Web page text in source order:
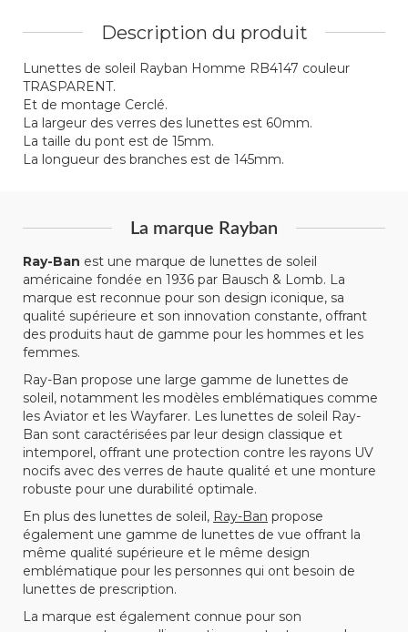
Description du produit
Lunettes de soleil Rayban Homme RB4147 couleur
TRASPARENT.
Et de montage Cerclé.
La largeur des verres des lunettes est 60mm.
La taille du pont est de 15mm.
La longueur des branches est de 145mm.
La marque Rayban
Ray-Ban est une marque de lunettes de soleil
américaine fondée en 1936 par Bausch & Lomb. La
marque est reconnue pour son design iconique, sa
qualité supérieure et son innovation constante, offrant
des produits haut de gamme pour les hommes et les
femmes.
Ray-Ban propose une large gamme de lunettes de
soleil, notamment les modèles emblématiques comme
les Aviator et les Wayfarer. Les lunettes de soleil Ray-
Ban sont caractérisées par leur design classique et
intemporel, offrant une protection contre les rayons UV
nocifs avec des verres de haute qualité et une monture
robuste pour une durabilité optimale.
En plus des lunettes de soleil, Ray-Ban propose
également une gamme de lunettes de vue offrant la
même qualité supérieure et le même design
emblématique pour les personnes qui ont besoin de
lunettes de prescription.
La marque est également connue pour son